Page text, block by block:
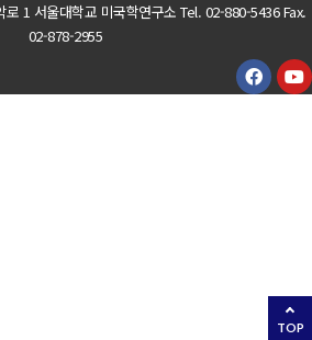
TOP
1 서울대학교 미국학연구소 Tel. 02-880-5436 Fax.
02-878-2955